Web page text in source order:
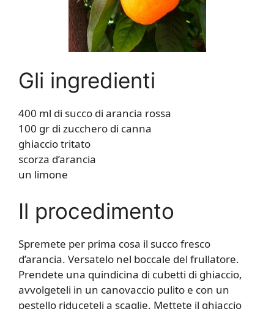
Gli ingredienti
400 ml di succo di arancia rossa
100 gr di zucchero di canna
ghiaccio tritato
scorza d’arancia
un limone
Il procedimento
Spremete per prima cosa il succo fresco
d’arancia. Versatelo nel boccale del frullatore.
Prendete una quindicina di cubetti di ghiaccio,
avvolgeteli in un canovaccio pulito e con un
pestello riduceteli a scaglie. Mettete il ghiaccio